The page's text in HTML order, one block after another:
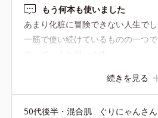
もう何本も使いました
あまり化粧に冒険できない人生で
一筋で使い続けているものの一つ
続きを見る
50代後半・混合肌 ぐりにゃんさん